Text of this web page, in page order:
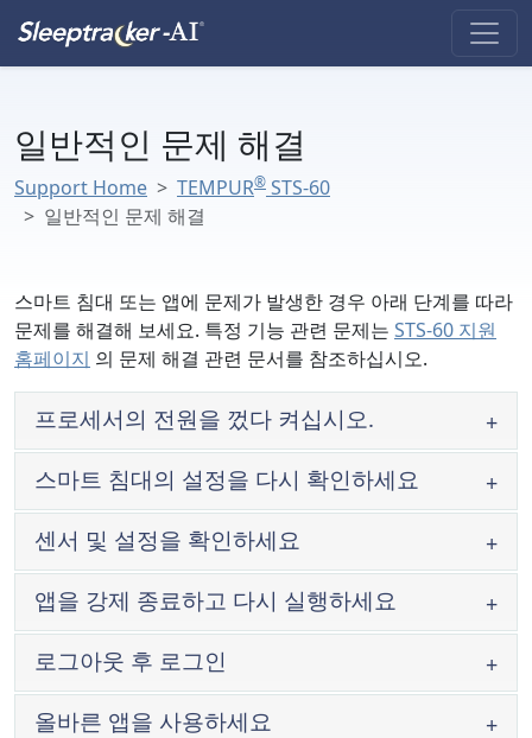
일반적인 문제 해결
Support Home TEMPUR® STS-60
일반적인 문제 해결
스마트 침대 또는 앱에 문제가 발생한 경우 아래 단계를 따라
문제를 해결해 보세요. 특정 기능 관련 문제는 STS-60 지원
홈페이지 의 문제 해결 관련 문서를 참조하십시오.
프로세서의 전원을 껐다 켜십시오.
스마트 침대의 설정을 다시 확인하세요
센서 및 설정을 확인하세요
앱을 강제 종료하고 다시 실행하세요
앱 전환기
최근 앱
대부분의 기기에서는 화면 하단에서 위로 스와
로그아웃 후 로그인
올바른 앱을 사용하세요